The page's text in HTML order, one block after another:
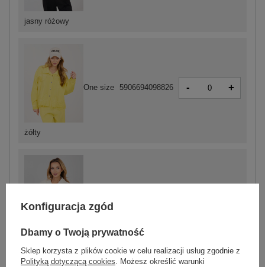
żółty
One size 5906694098826 - +
jasny różowy
Konfiguracja zgód
Dbamy o Twoją prywatność
Sklep korzysta z plików cookie w celu realizacji usług zgodnie z
Polityką dotyczącą cookies. Możesz określić warunki